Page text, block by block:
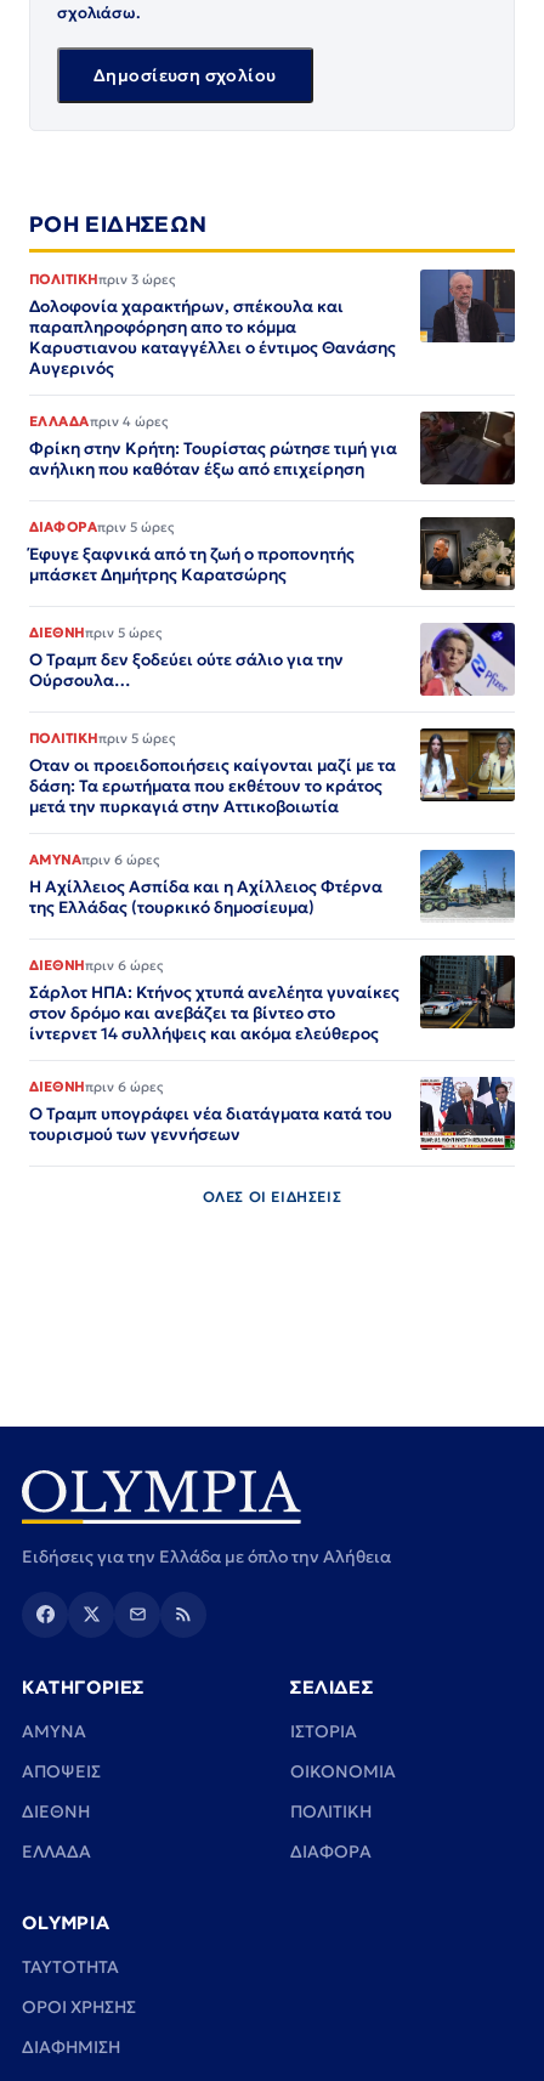
σχολιάσω.
ΡΟΗ ΕΙΔΗΣΕΩΝ
ΠΟΛΙΤΙΚΗπριν 3 ώρες
Δολοφονία χαρακτήρων, σπέκουλα και
παραπληροφόρηση απο το κόμμα
Καρυστιανου καταγγέλλει ο έντιμος Θανάσης
Αυγερινός
ΕΛΛΑΔΑπριν 4 ώρες
Φρίκη στην Κρήτη: Τουρίστας ρώτησε τιμή για
ανήλικη που καθόταν έξω από επιχείρηση
ΔΙΑΦΟΡΑπριν 5 ώρες
Έφυγε ξαφνικά από τη ζωή ο προπονητής
μπάσκετ Δημήτρης Καρατσώρης
ΔΙΕΘΝΗπριν 5 ώρες
Ο Τραμπ δεν ξοδεύει ούτε σάλιο για την
Ούρσουλα…
ΠΟΛΙΤΙΚΗπριν 5 ώρες
Οταν οι προειδοποιήσεις καίγονται μαζί με τα
δάση: Τα ερωτήματα που εκθέτουν το κράτος
μετά την πυρκαγιά στην Αττικοβοιωτία
ΑΜΥΝΑπριν 6 ώρες
Η Αχίλλειος Ασπίδα και η Αχίλλειος Φτέρνα
της Ελλάδας (τουρκικό δημοσίευμα)
ΔΙΕΘΝΗπριν 6 ώρες
Σάρλοτ ΗΠΑ: Κτήνος χτυπά ανελέητα γυναίκες
στον δρόμο και ανεβάζει τα βίντεο στο
ίντερνετ 14 συλλήψεις και ακόμα ελεύθερος​​​​​​​​​​​​​​​​​​​​​​​​​​​​​​​​​​​​​​​​​​​​​​​​​​
ΔΙΕΘΝΗπριν 6 ώρες
Ο Τραμπ υπογράφει νέα διατάγματα κατά του
τουρισμού των γεννήσεων
ΟΛΕΣ ΟΙ ΕΙΔΗΣΕΙΣ
Ειδήσεις για την Ελλάδα με όπλο την Αλήθεια
ΚΑΤΗΓΟΡΙΕΣ
ΑΜΥΝΑ
ΑΠΟΨΕΙΣ
ΔΙΕΘΝΗ
ΕΛΛΑΔΑ
ΣΕΛΙΔΕΣ
ΙΣΤΟΡΙΑ
ΟΙΚΟΝΟΜΙΑ
ΠΟΛΙΤΙΚΗ
ΔΙΑΦΟΡΑ
OLYMPIA
TAYTOTHTA
ΟΡΟΙ ΧΡΗΣΗΣ
ΔΙΑΦΗΜΙΣΗ